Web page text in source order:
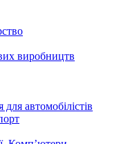
виробництв
автомобілістів